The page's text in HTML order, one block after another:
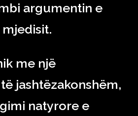
argumentin e
me një
jashtëzakonshëm,
natyrore e